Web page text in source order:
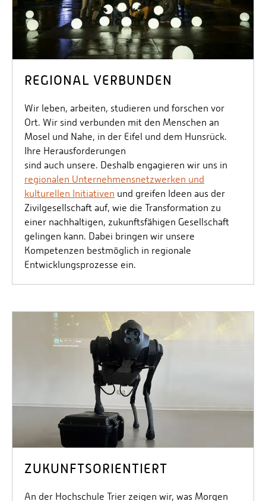
REGIONAL VERBUNDEN
Wir leben, arbeiten, studieren und forschen vor
Ort. Wir sind verbunden mit den Menschen an
Mosel und Nahe, in der Eifel und dem Hunsrück.
Ihre Herausforderungen
sind auch unsere. Deshalb engagieren wir uns in
regionalen Unternehmensnetzwerken und
kulturellen Initiativen und greifen Ideen aus der
Zivilgesellschaft auf, wie die Transformation zu
einer nachhaltigen, zukunftsfähigen Gesellschaft
gelingen kann. Dabei bringen wir unsere
Kompetenzen bestmöglich in regionale
Entwicklungsprozesse ein.
ZUKUNFTSORIENTIERT
An der Hochschule Trier zeigen wir, was Morgen